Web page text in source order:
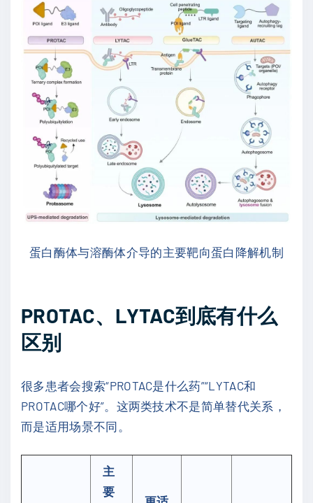
蛋白酶体与溶酶体介导的主要靶向蛋白降解机制
PROTAC、LYTAC到底有什么
区别
很多患者会搜索“PROTAC是什么药”“LYTAC和
PROTAC哪个好”。这两类技术不是简单替代关系，
而是适用场景不同。
主
要